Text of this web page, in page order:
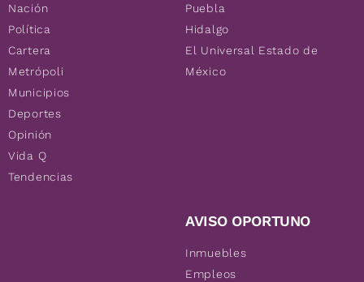
Nación
Política
Cartera
Metrópoli
Municipios
Deportes
Opinión
Vida Q
Tendencias
Puebla
Hidalgo
El Universal Estado de
México
AVISO OPORTUNO
Inmuebles
Empleos